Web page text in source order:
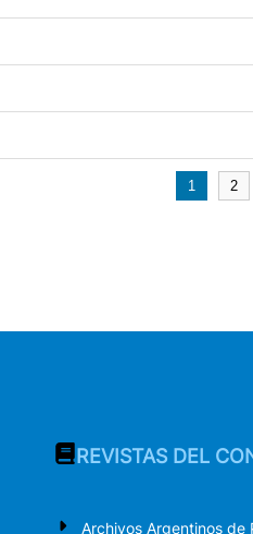
1 2
REVISTAS DEL
Archivos Argentinos de